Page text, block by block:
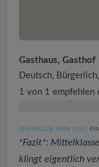
Gasthaus, Gasthof
Deutsch,
1 von 1 empfehlen
EHEMALIGE USER (3742 )
*Fazit*:
klingt eigentlich